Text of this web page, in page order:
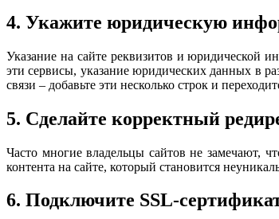
4. Укажите юридическую
Указание на сайте реквизитов и юридической
эти сервисы, указание юридических данных в
связи – добавьте эти несколько строк и
5. Сделайте корректный
Часто многие владельцы сайтов не замечают,
контента на сайте, который становится
6. Подключите SSL-